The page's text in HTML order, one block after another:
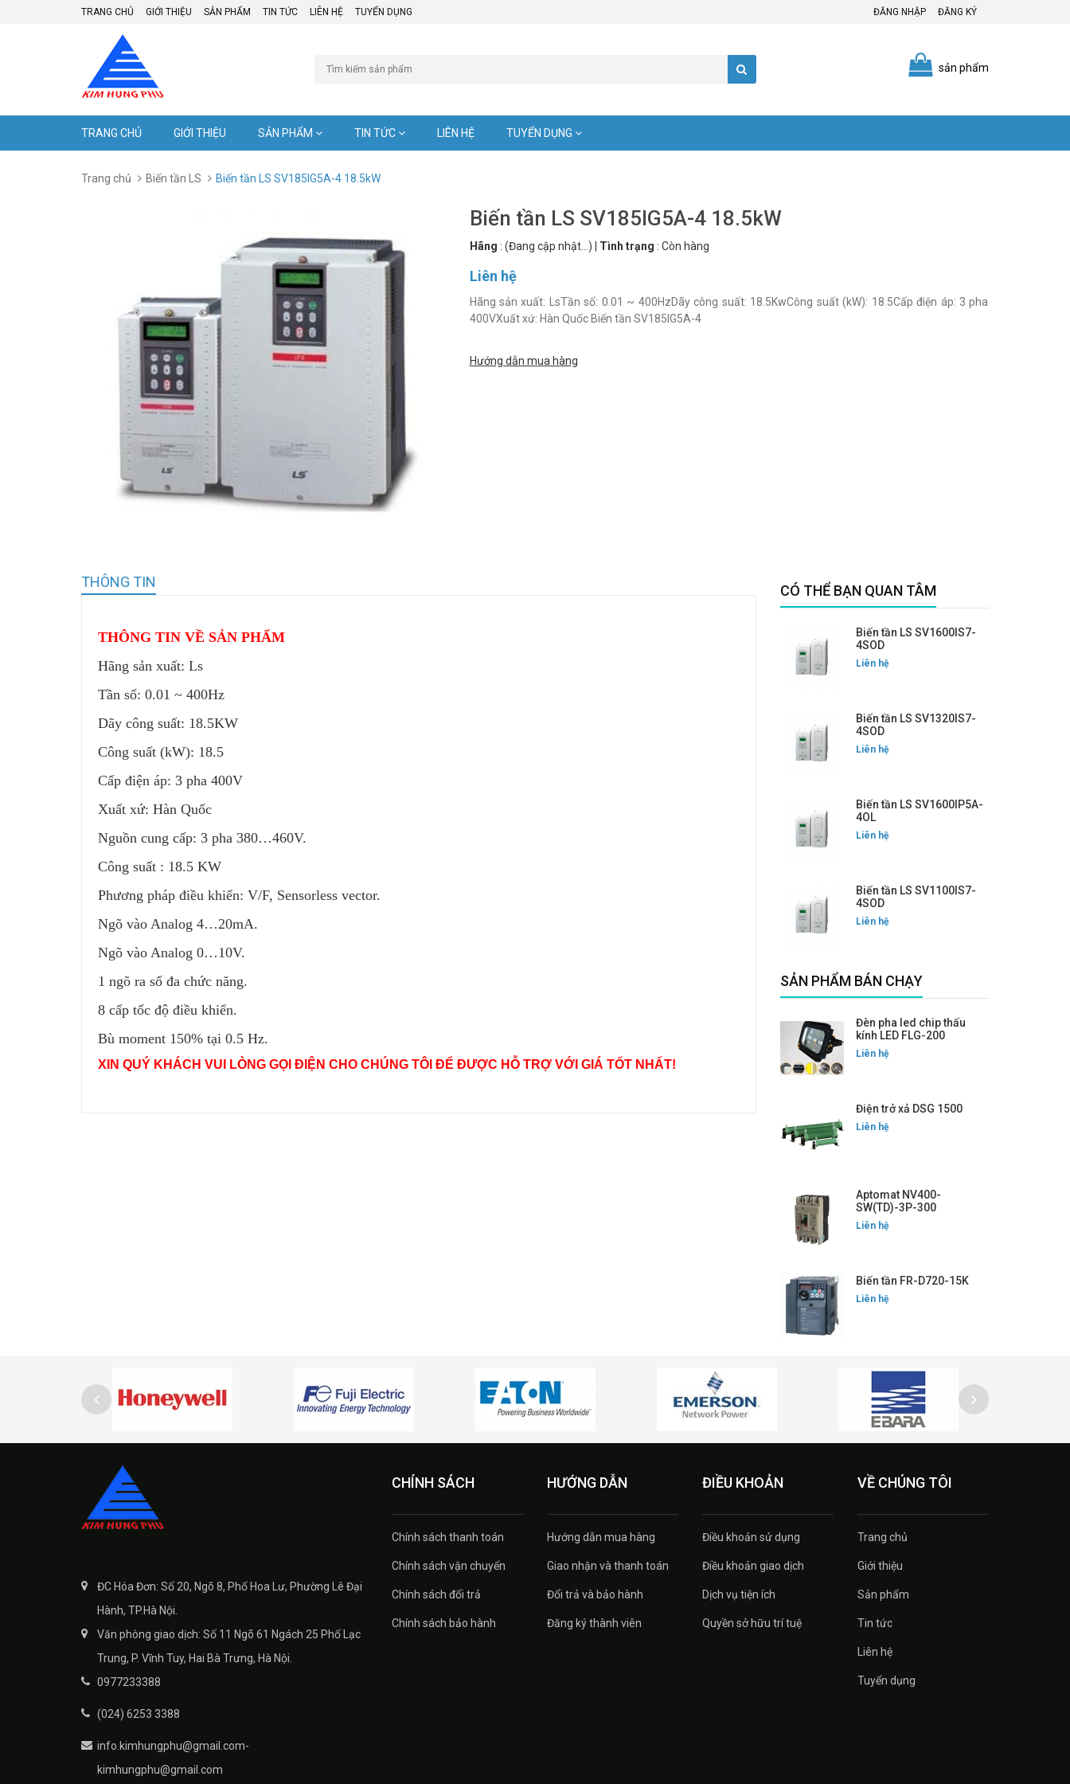
TRANG CHỦ GIỚI THIỆU SẢN PHẨM TIN TỨC LIÊN HỆ TUYỂN DỤNG ĐĂNG NHẬP ĐĂNG KÝ
sản phẩm
TRANG CHỦ GIỚI THIỆU SẢN PHẨM TIN TỨC LIÊN HỆ TUYỂN DỤNG
Trang chủ Biến tần LS Biến tần LS SV185IG5A-4 18.5kW
Biến tần LS SV185IG5A-4 18.5kW
Hãng : (Đang cập nhật...) Tình trạng : Còn hàng
Liên hệ
Hãng sản xuất: LsTần số: 0.01 ~ 400HzDãy công suất: 18.5KwCông suất (kW): 18.5Cấp điện áp: 3 pha
400VXuất xứ: Hàn Quốc Biến tần SV185IG5A-4
Hướng dẫn mua hàng
THÔNG TIN
THÔNG TIN VỀ SẢN PHẨM
Hãng sản xuất: Ls
Tần số: 0.01 ~ 400Hz
Dãy công suất: 18.5KW
Công suất (kW): 18.5
Cấp điện áp: 3 pha 400V
Xuất xứ: Hàn Quốc
Nguồn cung cấp: 3 pha 380…460V.
Công suất : 18.5 KW
Phương pháp điều khiển: V/F, Sensorless vector.
Ngõ vào Analog 4…20mA.
Ngõ vào Analog 0…10V.
1 ngõ ra số đa chức năng.
8 cấp tốc độ điều khiển.
Bù moment 150% tại 0.5 Hz.
XIN QUÝ KHÁCH VUI LÒNG GỌI ĐIỆN CHO CHÚNG TÔI ĐỂ ĐƯỢC HỖ TRỢ VỚI GIÁ TỐT NHẤT!
CÓ THỂ BẠN QUAN TÂM
Biến tần LS SV1600IS7-
4SOD
Liên hệ
Biến tần LS SV1320IS7-
4SOD
Liên hệ
Biến tần LS SV1600IP5A-
4OL
Liên hệ
Biến tần LS SV1100IS7-
4SOD
Liên hệ
SẢN PHẨM BÁN CHẠY
Đèn pha led chip thấu
kính LED FLG-200
Liên hệ
Điện trở xả DSG 1500
Liên hệ
Aptomat NV400-
SW(TD)-3P-300
Liên hệ
Biến tần FR-D720-15K
Liên hệ
ĐC Hóa Đơn: Số 20, Ngõ 8, Phố Hoa Lư, Phường Lê Đại
Hành, TP.Hà Nội.
Văn phòng giao dịch: Số 11 Ngõ 61 Ngách 25 Phố Lạc
Trung, P. Vĩnh Tuy, Hai Bà Trưng, Hà Nội.
0977233388
(024) 6253 3388
info.kimhungphu@gmail.com-
kimhungphu@gmail.com
CHÍNH SÁCH
Chính sách thanh toán
Chính sách vận chuyển
Chính sách đổi trả
Chính sách bảo hành
HƯỚNG DẪN
Hướng dẫn mua hàng
Giao nhận và thanh toán
Đổi trả và bảo hành
Đăng ký thành viên
ĐIỀU KHOẢN
Điều khoản sử dụng
Điều khoản giao dịch
Dịch vụ tiện ích
Quyền sở hữu trí tuệ
VỀ CHÚNG TÔI
Trang chủ
Giới thiệu
Sản phẩm
Tin tức
Liên hệ
Tuyển dụng